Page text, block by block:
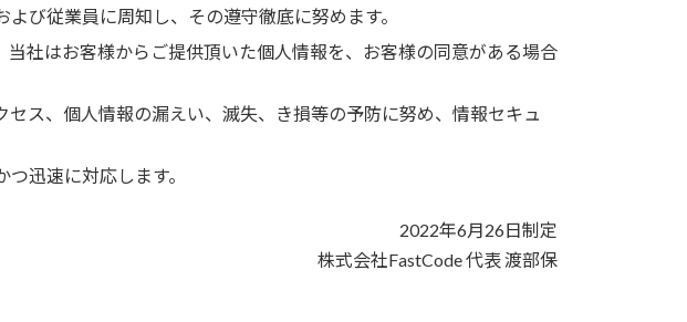
び従業員に周知し、その遵守徹底に努めます。
社はお客様からご提供頂いた個人情報を、お客様の同意がある場合
ス、個人情報の漏えい、滅失、き損等の予防に努め、情報セキュ
迅速に対応します。
2022年6月26日制定
株式会社FastCode 代表 渡部保